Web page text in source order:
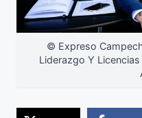
© Expreso
Liderazgo Y